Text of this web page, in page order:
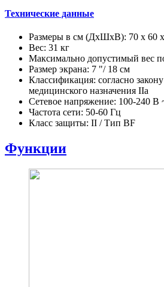
Технические данные
Размеры в см (ДхШхВ): 70 х 60
Вес: 31 кг
Максимально допустимый вес
Размер экрана: 7 "/ 18 см
Классификация: согласно
медицинского назначения IIa
Сетевое напряжение: 100-240 В
Частота сети: 50-60 Гц
Класс защиты: II / Тип BF
Функции